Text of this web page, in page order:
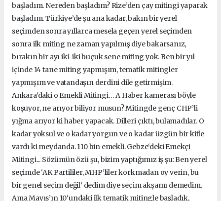
başladım. Nereden başladım? Rize’den çay mitingi yaparak
başladım. Türkiye’de şu ana kadar, bakın bir yerel
seçimden sonra yıllarca mesela geçen yerel seçimden
sonra ilk miting ne zaman yapılmış diye bakarsanız,
bırakın bir ayı iki-iki buçuk sene miting yok. Ben bir yıl
içinde 14 tane miting yapmışım, tematik mitingler
yapmışım ve vatandaşın derdini dile getirmişim.
Ankara’daki o Emekli Mitingi… A Haber kamerası böyle
koşuyor, ne arıyor biliyor musun? Mitingde genç CHP’li
yığma arıyor ki haber yapacak. Dilleri çıktı, bulamadılar. O
kadar yoksul ve o kadar yorgun ve o kadar üzgün bir kitle
vardı ki meydanda. 110 bin emekli. Gebze‘deki Emekçi
Mitingi... Sözümün özü şu, bizim yaptığımız iş şu: Ben yerel
seçimde ‘AK Partililer, MHP’liler korkmadan oy verin, bu
bir genel seçim değil’ dedim diye seçim akşamı demedim.
Ama Mayıs’ın 10‘undaki ilk tematik mitingle başladık,